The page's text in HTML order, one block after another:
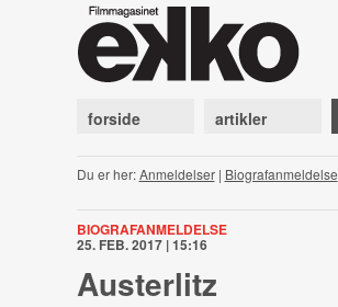
forside artikler
Du er her:Anmeldelser| Biografanmeldelse
BIOGRAFANMELDELSE
25. FEB. 2017 | 15:16
Austerlitz